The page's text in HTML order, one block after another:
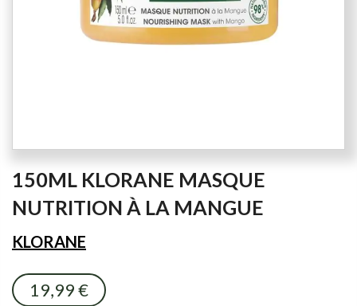
to
beginning
of
the
images
gallery
150ML KLORANE MASQUE
NUTRITION À LA MANGUE
KLORANE
19,99 €